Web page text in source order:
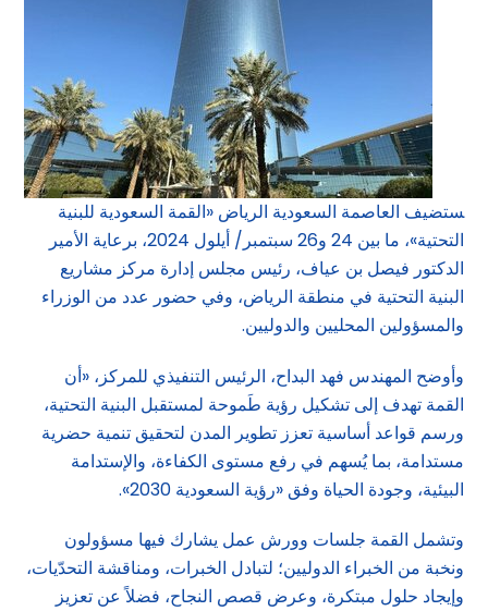
ستضيف العاصمة السعودية الرياض «القمة السعودية للبنية
التحتية»، ما بين 24 و26 سبتمبر/ أيلول 2024، برعاية الأمير
الدكتور فيصل بن عياف، رئيس مجلس إدارة مركز مشاريع
البنية التحتية في منطقة الرياض، وفي حضور عدد من الوزراء
والمسؤولين المحليين والدوليين.
وأوضح المهندس فهد البداح، الرئيس التنفيذي للمركز، «أن
القمة تهدف إلى تشكيل رؤية طَموحة لمستقبل البنية التحتية،
ورسم قواعد أساسية تعزز تطوير المدن لتحقيق تنمية حضرية
مستدامة، بما يُسهم في رفع مستوى الكفاءة، والإستدامة
البيئية، وجودة الحياة وفق «رؤية السعودية 2030».
وتشمل القمة جلسات وورش عمل يشارك فيها مسؤولون
ونخبة من الخبراء الدوليين؛ لتبادل الخبرات، ومناقشة التحدّيات،
وإيجاد حلول مبتكرة، وعرض قصص النجاح، فضلاً عن تعزيز